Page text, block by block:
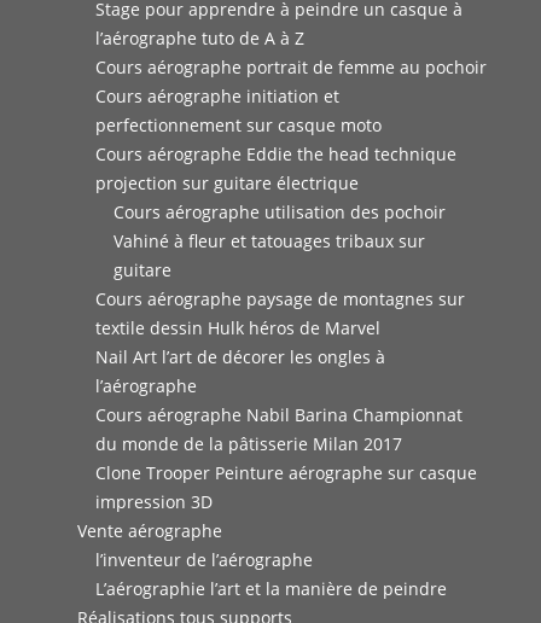
Stage pour apprendre à peindre un casque à
l’aérographe tuto de A à Z
Cours aérographe portrait de femme au pochoir
Cours aérographe initiation et
perfectionnement sur casque moto
Cours aérographe Eddie the head technique
projection sur guitare électrique
Cours aérographe utilisation des pochoir
Vahiné à fleur et tatouages tribaux sur
guitare
Cours aérographe paysage de montagnes sur
textile dessin Hulk héros de Marvel
Nail Art l’art de décorer les ongles à
l’aérographe
Cours aérographe Nabil Barina Championnat
du monde de la pâtisserie Milan 2017
Clone Trooper Peinture aérographe sur casque
impression 3D
Vente aérographe
l’inventeur de l’aérographe
L’aérographie l’art et la manière de peindre
Réalisations tous supports